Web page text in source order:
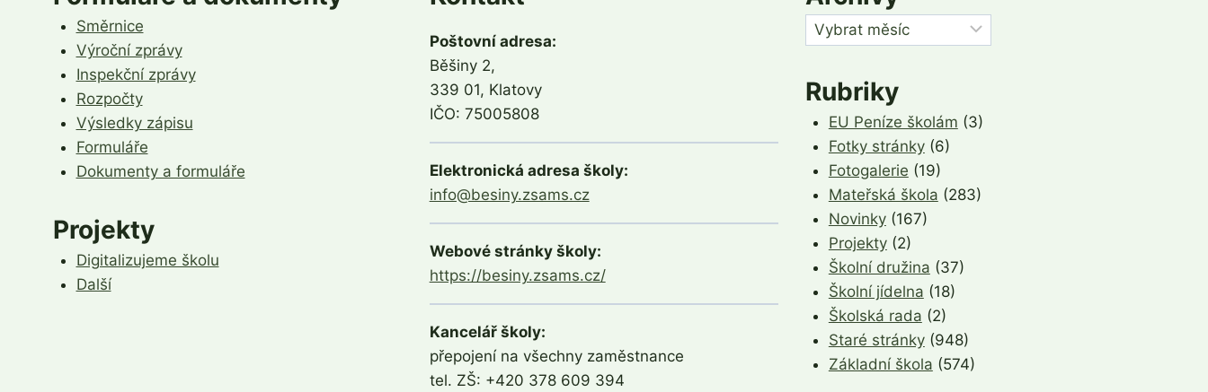
Směrnice
Výroční zprávy
Inspekční zprávy
Rozpočty
Výsledky zápisu
Formuláře
Dokumenty a formuláře
Projekty
Digitalizujeme školu
Další
Poštovní adresa:
Běšiny 2,
339 01, Klatovy
IČO: 75005808
Elektronická adresa školy:
info@besiny.zsams.cz
Webové stránky školy:
https://besiny.zsams.cz/
Kancelář školy:
přepojení na všechny zaměstnance
tel. ZŠ: +420 378 609 394
Archivy
Rubriky
EU Peníze školám (3)
Fotky stránky(6)
Fotogalerie (19)
Mateřská škola (283)
Novinky(167)
Projekty(2)
Školní družina (37)
Školní jídelna (18)
Školská rada (2)
Staré stránky(948)
Základní škola (574)